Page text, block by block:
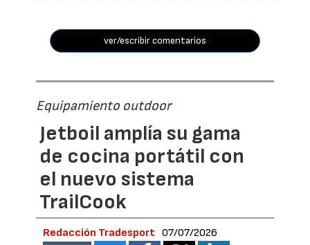
ver/escribir comentarios
Equipamiento outdoor
Jetboil amplía su gama
de cocina portátil con
el nuevo sistema
TrailCook
Redacción Tradesport 07/07/2026